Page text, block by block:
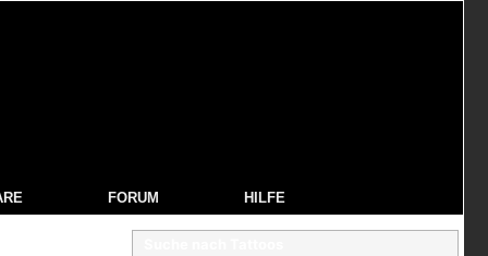
FORUM HILFE